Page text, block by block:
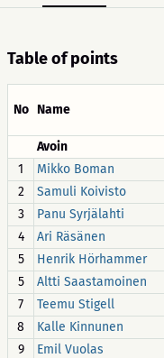
Table of points
No Name
Avoin
1
Mikko Boman
2
Samuli Koivisto
3
Panu Syrjälahti
4
Ari Räsänen
5
Henrik Hörhammer
5
Altti Saastamoinen
7
Teemu Stigell
8
Kalle Kinnunen
9
Emil Vuolas